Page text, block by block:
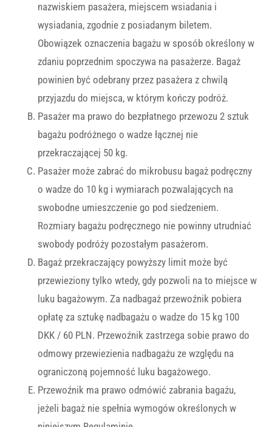
nazwiskiem pasażera, miejscem wsiadania i
wysiadania, zgodnie z posiadanym biletem.
Obowiązek oznaczenia bagażu w sposób określony w
zdaniu poprzednim spoczywa na pasażerze. Bagaż
powinien być odebrany przez pasażera z chwilą
przyjazdu do miejsca, w którym kończy podróż.
Pasażer ma prawo do bezpłatnego przewozu 2 sztuk
bagażu podróżnego o wadze łącznej nie
przekraczającej 50 kg.
Pasażer może zabrać do mikrobusu bagaż podręczny
o wadze do 10 kg i wymiarach pozwalających na
swobodne umieszczenie go pod siedzeniem.
Rozmiary bagażu podręcznego nie powinny utrudniać
swobody podróży pozostałym pasażerom.
Bagaż przekraczający powyższy limit może być
przewieziony tylko wtedy, gdy pozwoli na to miejsce w
luku bagażowym. Za nadbagaż przewoźnik pobiera
opłatę za sztukę nadbagażu o wadze do 15 kg 100
DKK / 60 PLN. Przewoźnik zastrzega sobie prawo do
odmowy przewiezienia nadbagażu ze względu na
ograniczoną pojemność luku bagażowego.
Przewoźnik ma prawo odmówić zabrania bagażu,
jeżeli bagaż nie spełnia wymogów określonych w